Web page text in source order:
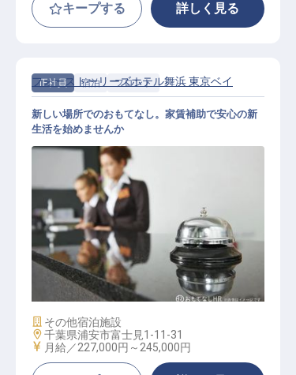
キープする 詳しく見る
正社員 宿泊 フロント
フロントスタッフ
フォーストーリーズホテル舞浜 東京ベイ
新しい場所でのおもてなし。家賃補助で安心の新
生活を始めませんか
施設業態
その他宿泊施設
勤務地
千葉県浦安市富士見1-11-31
給与
月給／227,000円～ 245,000円